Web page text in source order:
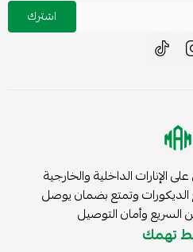
اشترك
الإنارات الداخلية والخارجية
الديكورات وتمتع بضمان يوصل
تهمك